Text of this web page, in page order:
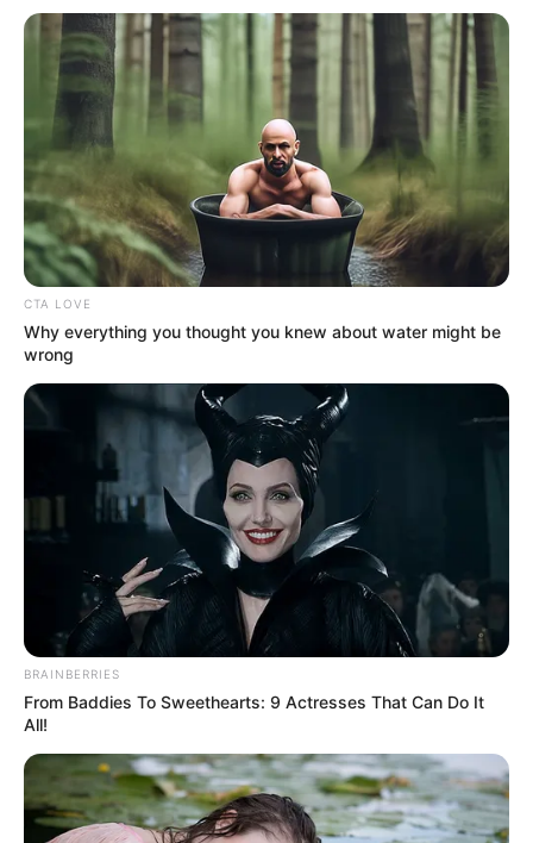
sedang, terutama dalam operasi penumpasan GPK (Gerakan
Pengacu Keamanan) di Dalam Negeri, membuat adopsi
persenjataan di lini heli serbu terbilang ‘sederhana,’ semisal
sebelum hadirnya Mi-35P, heli serbu Puspenerbad belum
mengenal keberadaan rudal anti tank. Puspenerbad baru
mengadopsi rudal lewat jenis AT-9 Spiral-2 dalam paket
pengadaan heli Mi-35P. Berkat adopsi rudal, otomatis daya
deteren satuan heli serbu Puspenerbad memang meningkat,
dan membawa pesan penting di kawasan.
Sejenak mari kita beralih ke era sebelum hadirnya Mi-35P,
bagaimana ramuan sista di heli serbu Puspenerbad kala itu?
Maka jawabannya akan mengacu pada kombinasi maut antara
kegarangan SMS (senapan mesin sedang) dan roket. SMS
khususnya jenis FN MAG GPMG (general purpose machine gun)
kaliber 7,62mm yang diadopsi sebagai
door gun
. Sudah bukan
rahasia lagi bila FN MAG GPMG menjadi kelengkapan
di heli Bell 205-A1 dan NBell-412. Kemudian untuk membabat
target yang lebih masif, dipercayakan pada roket FFAR 2,75
inchi. Dalam gelar operasi, meski Bell 205-A1 dan NBell-412
punya kemampuan serbu, tapi peran kedua heli ini lebih
ditekankan pada wahan transport untuk deploy pasukan secara
CTA LOVE
Why everything you thought you knew about water might be
wrong
BRAINBERRIES
From Baddies To Sweethearts: 9 Actresses That Can Do It
All!